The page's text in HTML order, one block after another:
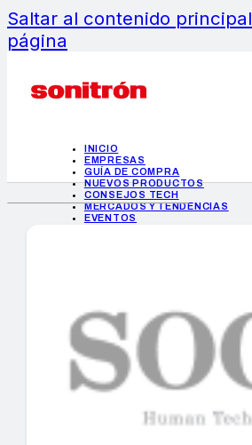
Saltar al contenido principal
página
INICIO
EMPRESAS
GUÍA DE COMPRA
NUEVOS PRODUCTOS
CONSEJOS TECH
MERCADOS Y TENDENCIAS
EVENTOS
INICIO
EMPRESAS
GUÍA DE COMPRA